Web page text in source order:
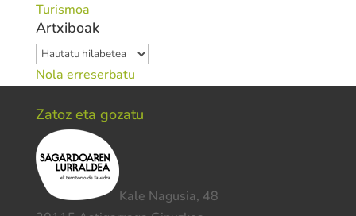
Turismoa
Artxiboak
Artxiboak
Nola erreserbatu
Zatoz eta gozatu
Kale Nagusia, 48